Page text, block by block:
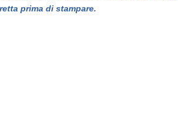
prima di stampare.